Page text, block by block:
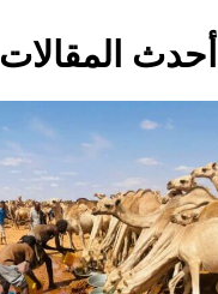
أحدث المقالات